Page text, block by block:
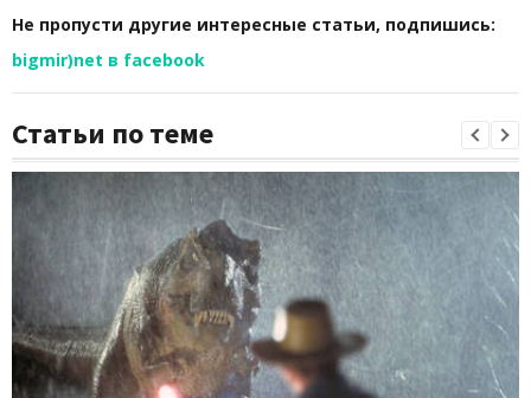
Не пропусти другие интересные статьи, подпишись:
bigmir)net в facebook
Статьи по теме